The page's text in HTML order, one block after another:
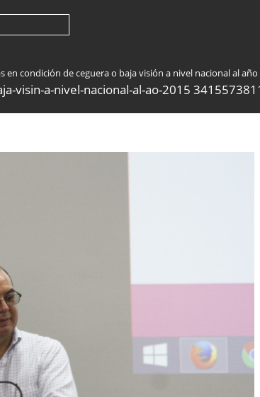
condición de ceguera o baja visión a nivel nacional al año
visin-a-nivel-nacional-al-ao-2015